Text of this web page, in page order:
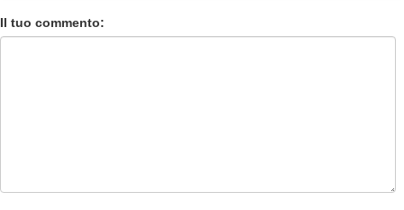
Il tuo commento: